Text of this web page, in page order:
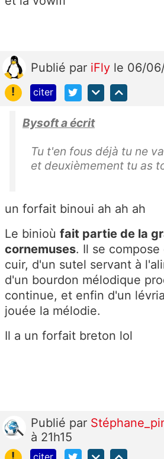
Publié par iFly le 06/
!
citer
Bysoft a écrit
Tu t'en fous déjà tu ne
et deuxièmement tu as
un forfait binoui ah ah ah
Le binioù fait partie de la
cornemuses. Il se
cuir, d'un sutel servant à
d'un bourdon mélodique
continue, et enfin d'un
jouée la mélodie.
Il a un forfait breton lol
Publié par
à 21h15
!
citer